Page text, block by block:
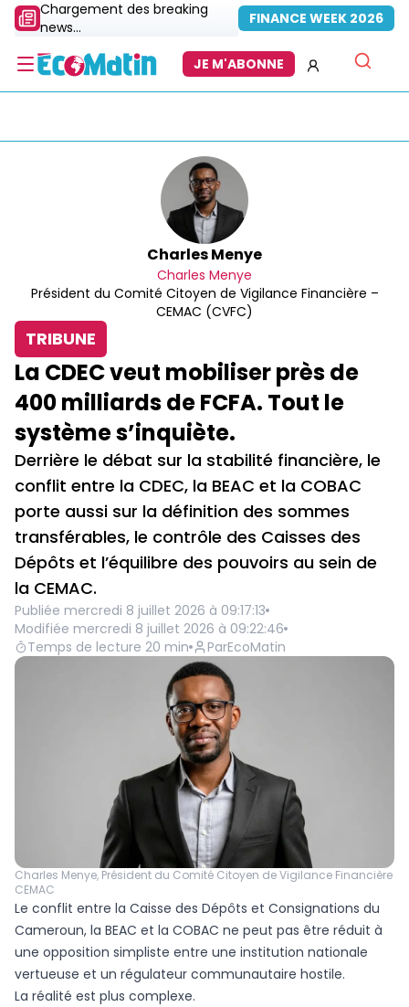
Chargement des breaking
news...
FINANCE WEEK 2026
JE M'ABONNE
Charles Menye
Charles Menye
Président du Comité Citoyen de Vigilance Financière –
CEMAC (CVFC)
TRIBUNE
La CDEC veut mobiliser près de
400 milliards de FCFA. Tout le
système s’inquiète.
Derrière le débat sur la stabilité financière, le
conflit entre la CDEC, la BEAC et la COBAC
porte aussi sur la définition des sommes
transférables, le contrôle des Caisses des
Dépôts et l’équilibre des pouvoirs au sein de
la CEMAC.
Publiée mercredi 8 juillet 2026 à 09:17:13
Modifiée mercredi 8 juillet 2026 à 09:22:46
Temps de lecture 20 min ParEcoMatin
Charles Menye, Président du Comité Citoyen de Vigilance Financière
CEMAC
Le conflit entre la Caisse des Dépôts et Consignations du
Cameroun, la BEAC et la COBAC ne peut pas être réduit à
une opposition simpliste entre une institution nationale
vertueuse et un régulateur communautaire hostile.
La réalité est plus complexe.